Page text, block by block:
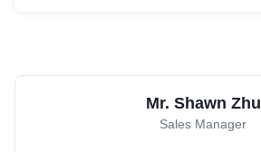
Mr. Shawn Zhu
Sales Manager